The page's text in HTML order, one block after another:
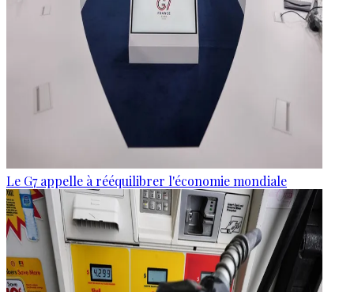
Le G7 appelle à rééquilibrer l'économie mondiale